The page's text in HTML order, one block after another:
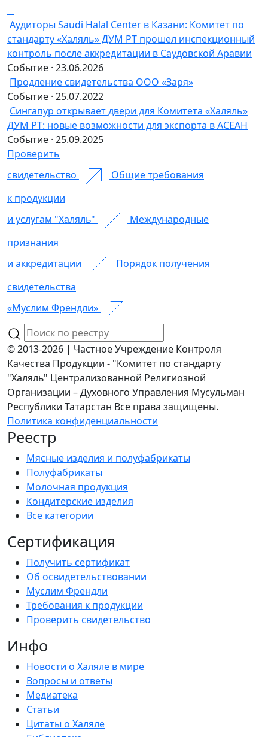
Аудиторы Saudi Halal Center в Казани: Комитет по
стандарту «Халяль» ДУМ РТ прошел инспекционный
контроль после аккредитации в Саудовской Аравии
Событие · 23.06.2026
Продление свидетельства ООО «Заря»
Событие · 25.07.2022
Сингапур открывает двери для Комитета «Халяль»
ДУМ РТ: новые возможности для экспорта в АСЕАН
Событие · 25.09.2025
Проверить
свидетельство
Общие требования
к продукции
и услугам "Халяль"
Международные
признания
и аккредитации
Порядок получения
свидетельства
«Муслим Френдли»
© 2013-2026 | Частное Учреждение Контроля
Качества Продукции - "Комитет по стандарту
"Халяль" Централизованной Религиозной
Организации – Духовного Управления Мусульман
Республики Татарстан Все права защищены.
Политика конфиденциальности
Реестр
Мясные изделия и полуфабрикаты
Полуфабрикаты
Молочная продукция
Кондитерские изделия
Все категории
Сертификация
Получить сертификат
Об освидетельствовании
Муслим Френдли
Требования к продукции
Проверить свидетельство
Инфо
Новости о Халяле в мире
Вопросы и ответы
Медиатека
Статьи
Цитаты о Халяле